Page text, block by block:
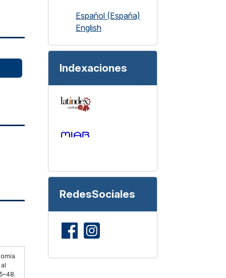
Español (España)
English
Indexaciones
RedesSociales